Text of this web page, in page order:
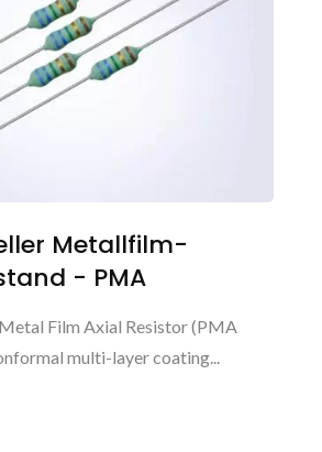
Metallfilm-
- PMA
Film Axial Resistor (PMA
multi-layer coating...